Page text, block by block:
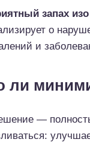
запах изо
о
и
ли
—